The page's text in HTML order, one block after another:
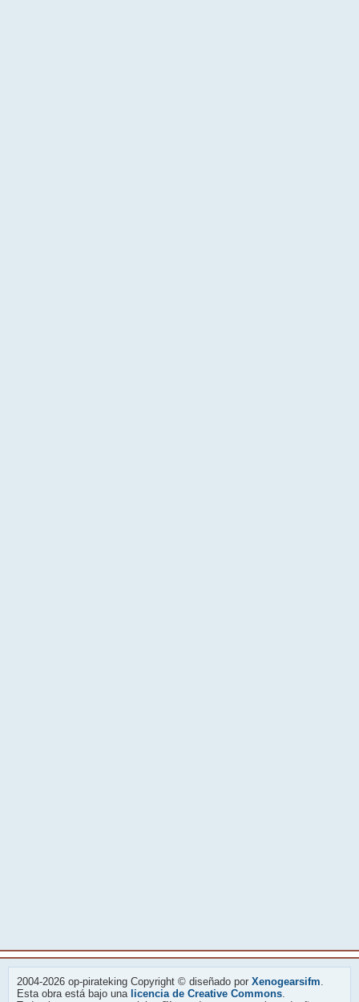
2004-2026 op-pirateking Copyright © diseñado por Xenogearsifm.
Esta obra está bajo una licencia de Creative Commons.